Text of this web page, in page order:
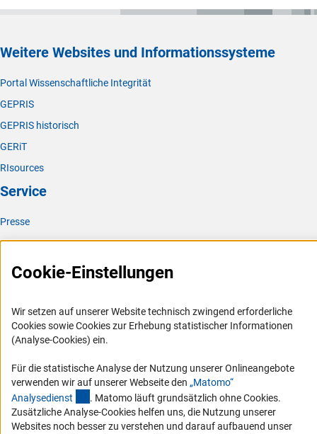
Weitere Websites und Informationssysteme
Portal Wissenschaftliche Integrität
GEPRIS
GEPRIS historisch
GERiT
RIsources
Service
Presse
FAQ
Karriere
RSS-Feeds
Compliance
Vergabeverfahren
Barrierefreiheit
Service und Informationen für Menschen mit Behinderungen
Erklärung zur Barrierefreiheit
Cookie-Einstellungen
Wir setzen auf unserer Website technisch zwingend erforderliche
Cookies sowie Cookies zur Erhebung statistischer Informationen
(Analyse-Cookies) ein.
Für die statistische Analyse der Nutzung unserer Onlineangebote
verwenden wir auf unserer Webseite den „Matomo“
Analysedienst (externer Link)
. Matomo läuft grundsätzlich ohne Cookies.
Zusätzliche Analyse-Cookies helfen uns, die Nutzung unserer
Websites noch besser zu verstehen und darauf aufbauend unser